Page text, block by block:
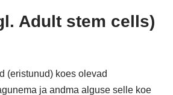
Adult stem cells)
(eristunud) koes olevad
ja andma alguse selle koe